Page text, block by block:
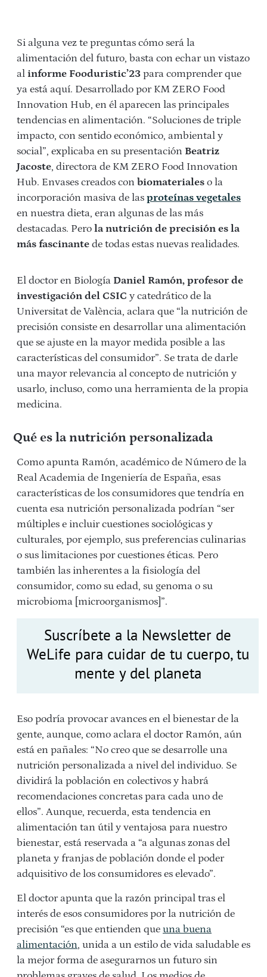
Si alguna vez te preguntas cómo será la
alimentación del futuro, basta con echar un vistazo
al informe Fooduristic’23 para comprender que
ya está aquí. Desarrollado por KM ZERO Food
Innovation Hub, en él aparecen las principales
tendencias en alimentación. “Soluciones de triple
impacto, con sentido económico, ambiental y
social”, explicaba en su presentación Beatriz
Jacoste, directora de KM ZERO Food Innovation
Hub. Envases creados con biomateriales o la
incorporación masiva de las proteínas vegetales
en nuestra dieta, eran algunas de las más
destacadas. Pero la nutrición de precisión es la
más fascinante de todas estas nuevas realidades.
El doctor en Biología Daniel Ramón, profesor de
investigación del CSIC y catedrático de la
Universitat de València, aclara que “la nutrición de
precisión consiste en desarrollar una alimentación
que se ajuste en la mayor medida posible a las
características del consumidor”. Se trata de darle
una mayor relevancia al concepto de nutrición y
usarlo, incluso, como una herramienta de la propia
medicina.
Qué es la nutrición personalizada
Como apunta Ramón, académico de Número de la
Real Academia de Ingeniería de España, esas
características de los consumidores que tendría en
cuenta esa nutrición personalizada podrían “ser
múltiples e incluir cuestiones sociológicas y
culturales, por ejemplo, sus preferencias culinarias
o sus limitaciones por cuestiones éticas. Pero
también las inherentes a la fisiología del
consumidor, como su edad, su genoma o su
microbioma [ microorganismos ]”.
Suscríbete a la Newsletter de
WeLife para cuidar de tu cuerpo, tu
mente y del planeta
Eso podría provocar avances en el bienestar de la
gente, aunque, como aclara el doctor Ramón, aún
está en pañales: “No creo que se desarrolle una
nutrición personalizada a nivel del individuo. Se
dividirá la población en colectivos y habrá
recomendaciones concretas para cada uno de
ellos”. Aunque, recuerda, esta tendencia en
alimentación tan útil y ventajosa para nuestro
bienestar, está reservada a “a algunas zonas del
planeta y franjas de población donde el poder
adquisitivo de los consumidores es elevado”.
El doctor apunta que la razón principal tras el
interés de esos consumidores por la nutrición de
precisión “es que entienden que una buena
alimentación, unida a un estilo de vida saludable es
la mejor forma de asegurarnos un futuro sin